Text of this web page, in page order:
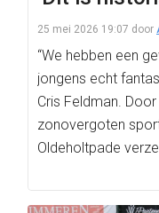
25 mei 2026 19:07 door
“We hebben een
jongens echt
Cris Feldman.
zonovergoten
Oldeholtpade